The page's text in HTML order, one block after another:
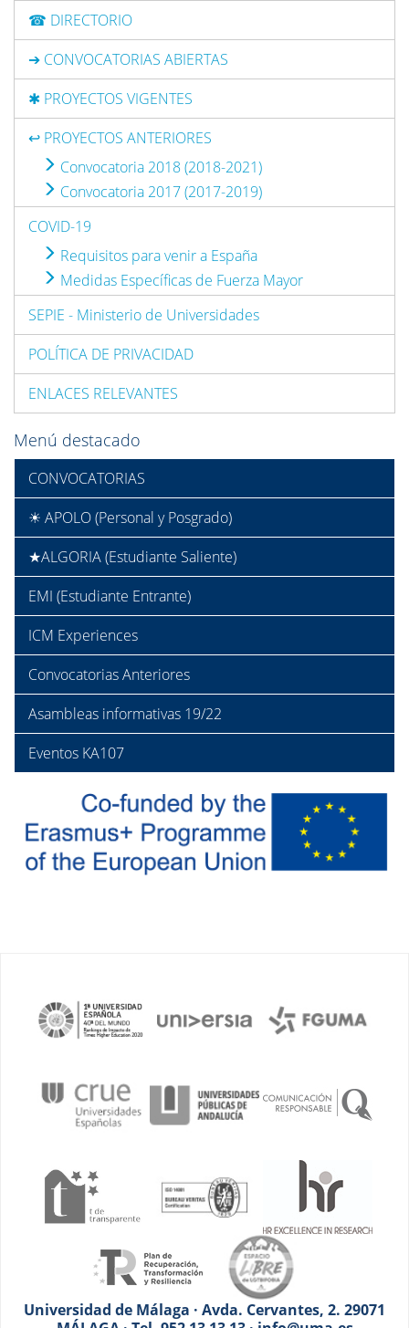
☎ DIRECTORIO
➔ CONVOCATORIAS ABIERTAS
✱ PROYECTOS VIGENTES
↩ PROYECTOS ANTERIORES
Convocatoria 2018 (2018-2021)
Convocatoria 2017 (2017-2019)
COVID-19
Requisitos para venir a España
Medidas Específicas de Fuerza Mayor
SEPIE - Ministerio de Universidades
POLÍTICA DE PRIVACIDAD
ENLACES RELEVANTES
Menú destacado
CONVOCATORIAS
☀ APOLO (Personal y Posgrado)
★ALGORIA (Estudiante Saliente)
EMI (Estudiante Entrante)
ICM Experiences
Convocatorias Anteriores
Asambleas informativas 19/22
Eventos KA107
Universidad de Málaga · Avda. Cervantes, 2. 29071